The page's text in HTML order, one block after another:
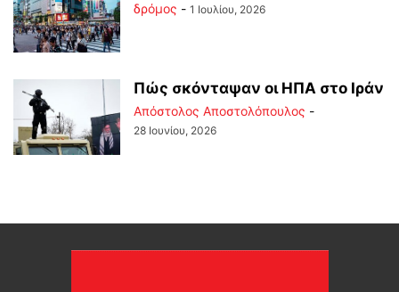
δρόμος - 1 Ιουλίου, 2026
Πώς σκόνταψαν οι ΗΠΑ στο Ιράν
Απόστολος Αποστολόπουλος -
28 Ιουνίου, 2026